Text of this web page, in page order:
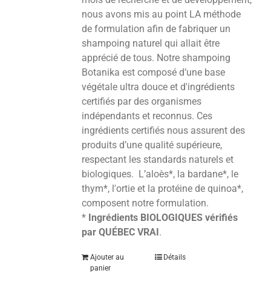
nous avons mis au point LA méthode
de formulation afin de fabriquer un
shampoing naturel qui allait être
apprécié de tous. Notre shampoing
Botanika est composé d’une base
végétale ultra douce et d'ingrédients
certifiés par des organismes
indépendants et reconnus. Ces
ingrédients certifiés nous assurent des
produits d’une qualité supérieure,
respectant les standards naturels et
biologiques. L’aloès*, la bardane*, le
thym*, l'ortie et la protéine de quinoa*,
composent notre formulation.
*Ingrédients BIOLOGIQUES vérifiés
par QUÉBEC VRAI.
Ajouter au
panier
Détails